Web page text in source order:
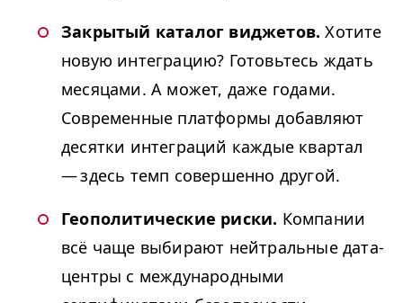
Закрытый каталог виджетов. Хотите
новую интеграцию? Готовьтесь ждать
месяцами. А может, даже годами.
Современные платформы добавляют
десятки интеграций каждые квартал
— здесь темп совершенно другой.
Геополитические риски. Компании
всё чаще выбирают нейтральные дата-
центры с международными